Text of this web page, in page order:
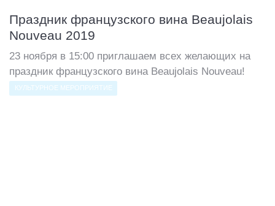
Праздник французского вина Beaujolais
Nouveau 2019
23 ноября в 15:00 приглашаем всех желающих на
праздник французского вина Beaujolais Nouveau!
КУЛЬТУРНОЕ МЕРОПРИЯТИЕ